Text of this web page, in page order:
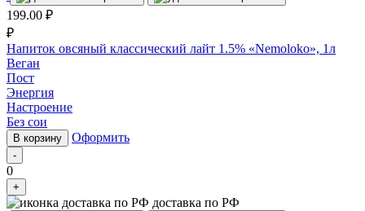
199.00 ₽
₽
Напиток овсяный классический лайт 1.5% «Nemoloko», 1л
Веган
Пост
Энергия
Настроение
Без сои
В корзину Оформить
-
0
+
доставка по РФ